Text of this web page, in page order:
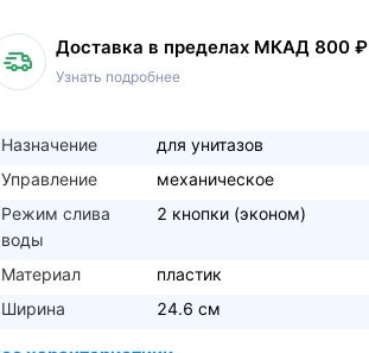
Доставка в пределах МКАД 800 ₽
Узнать подробнее
Назначение
для унитазов
Управление
механическое
Режим слива
воды
2 кнопки (эконом)
Материал
пластик
Ширина
24.6 см